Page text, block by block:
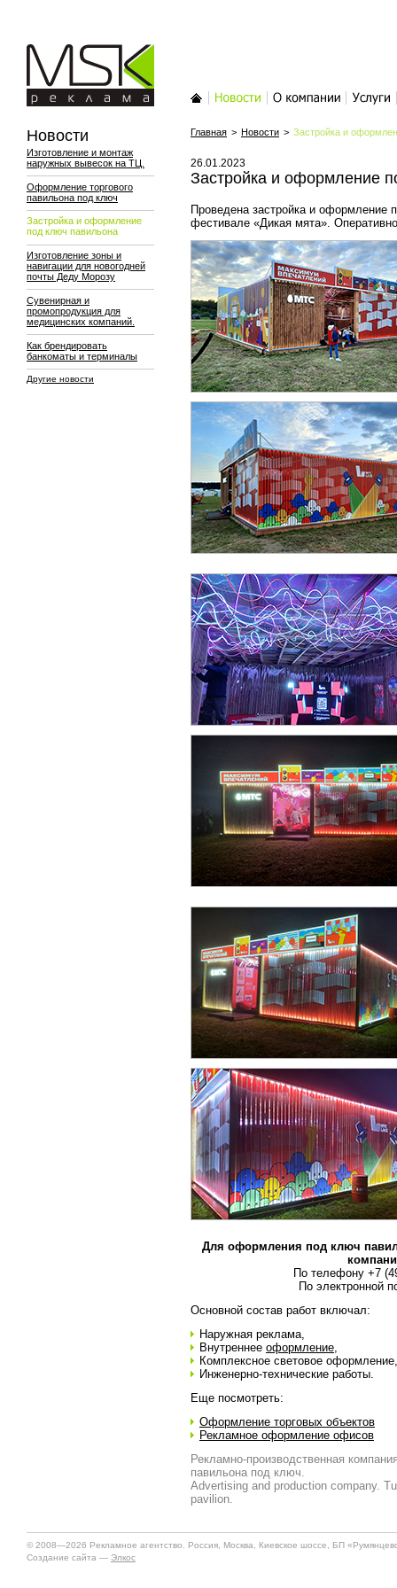
MSK-реклама
Главная > Новости > Застройка и
26.01.2023
Застройка и оформление
Проведена застройка и оформление
фестивале «Дикая мята».
Для оформления под ключ
По телефону +7
По электронной
Основной состав работ включал:
Наружная реклама,
Внутреннее оформление,
Комплексное световое оформление,
Инженерно-технические работы.
Еще посмотреть:
Оформление торговых объектов
Рекламное оформление офисов
Рекламно-производственная
павильона под ключ.
Advertising and production company.
pavilion.
Новости
Изготовление и монтаж
наружных вывесок на ТЦ.
Оформление торгового
павильона под ключ
Застройка и оформление
под ключ павильона
Изготовление зоны и
навигации для новогодней
почты Деду Морозу
Сувенирная и
промопродукция для
медицинских компаний.
Как брендировать
банкоматы и терминалы
Другие новости
© 2008—2026 Рекламное агентство. Россия, Москва, Киевское шоссе, БП
Создание сайта — Элкос